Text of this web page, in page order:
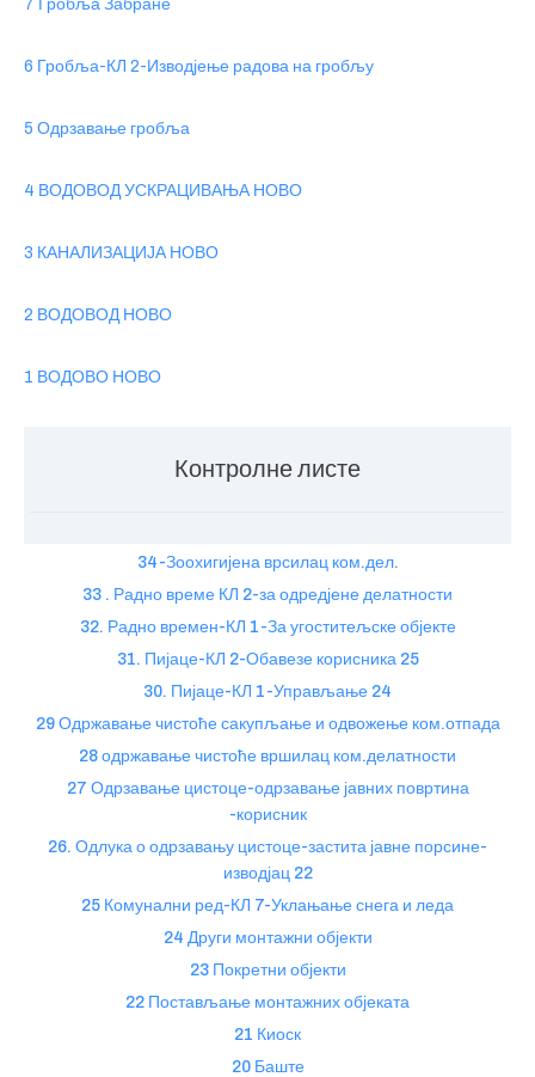
7 Гробља Забране
6 Гробља-КЛ 2-Изводјење радова на гробљу
5 Одрзавање гробља
4 ВОДОВОД УСКРАЦИВАЊА НОВО
3 КАНАЛИЗАЦИЈА НОВО
2 ВОДОВОД НОВО
1 ВОДОВО НОВО
Контролне листе
34-Зоохигијена врсилац ком.дел.
33 . Радно време КЛ 2-за одредјене делатности
32. Радно времен-КЛ 1-За угоститељске објекте
31. Пијаце-КЛ 2-Обавезе корисника 25
30. Пијаце-КЛ 1-Управљање 24
29 Одржавање чистоће сакупљање и одвожење ком.отпада
28 одржавање чистоће вршилац ком.делатности
27 Одрзавање цистоце-одрзавање јавних повртина
-корисник
26. Одлука о одрзавању цистоце-застита јавне порсине-
изводјац 22
25 Комунални ред-КЛ 7-Уклањање снега и леда
24 Други монтажни објекти
23 Покретни објекти
22 Постављање монтажних објеката
21 Киоск
20 Баште